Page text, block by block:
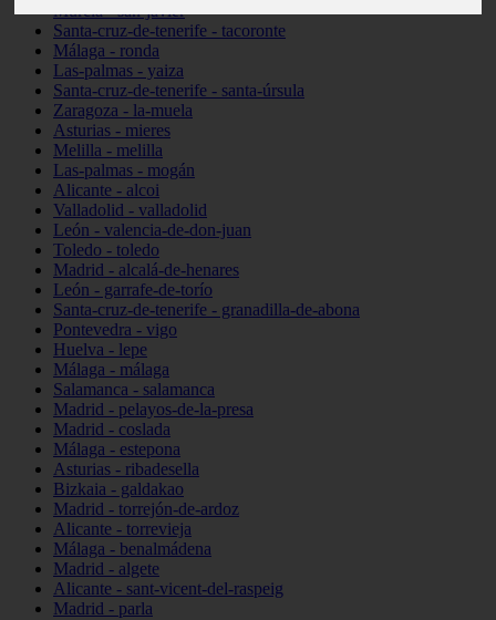
Murcia - san-javier
Santa-cruz-de-tenerife - tacoronte
Málaga - ronda
Las-palmas - yaiza
Santa-cruz-de-tenerife - santa-úrsula
Zaragoza - la-muela
Asturias - mieres
Melilla - melilla
Las-palmas - mogán
Alicante - alcoi
Valladolid - valladolid
León - valencia-de-don-juan
Toledo - toledo
Madrid - alcalá-de-henares
León - garrafe-de-torío
Santa-cruz-de-tenerife - granadilla-de-abona
Pontevedra - vigo
Huelva - lepe
Málaga - málaga
Salamanca - salamanca
Madrid - pelayos-de-la-presa
Madrid - coslada
Málaga - estepona
Asturias - ribadesella
Bizkaia - galdakao
Madrid - torrejón-de-ardoz
Alicante - torrevieja
Málaga - benalmádena
Madrid - algete
Alicante - sant-vicent-del-raspeig
Madrid - parla